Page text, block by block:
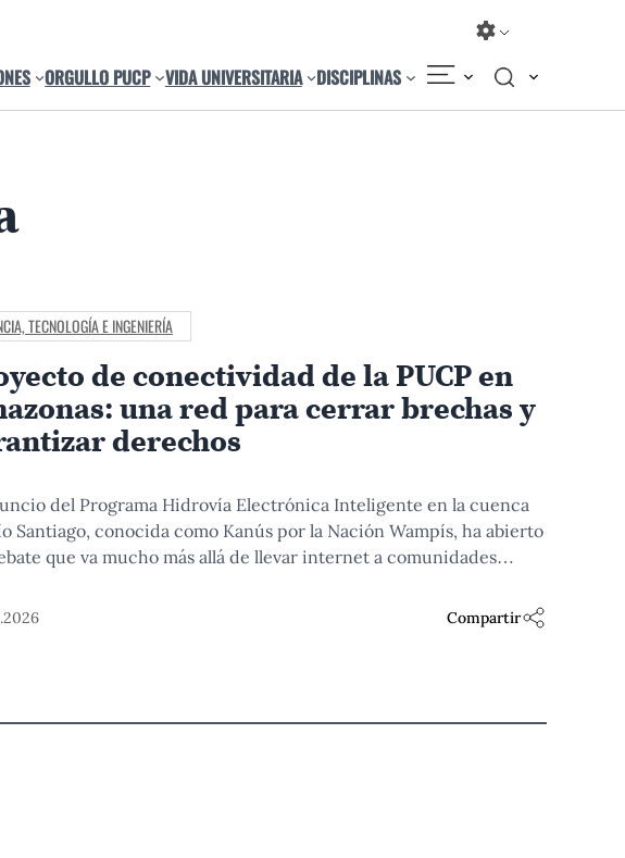
ORGULLO PUCP VIDA UNIVERSITARIA DISCIPLINAS
TECNOLOGÍA E INGENIERÍA
de conectividad de la PUCP en
una red para cerrar brechas y
derechos
del Programa Hidrovía Electrónica Inteligente en la cuenca
Santiago, conocida como Kanús por la Nación Wampís, ha abierto
que va mucho más allá de llevar internet a comunidades
intervención genera preguntas sobre quién toma lasCompartir